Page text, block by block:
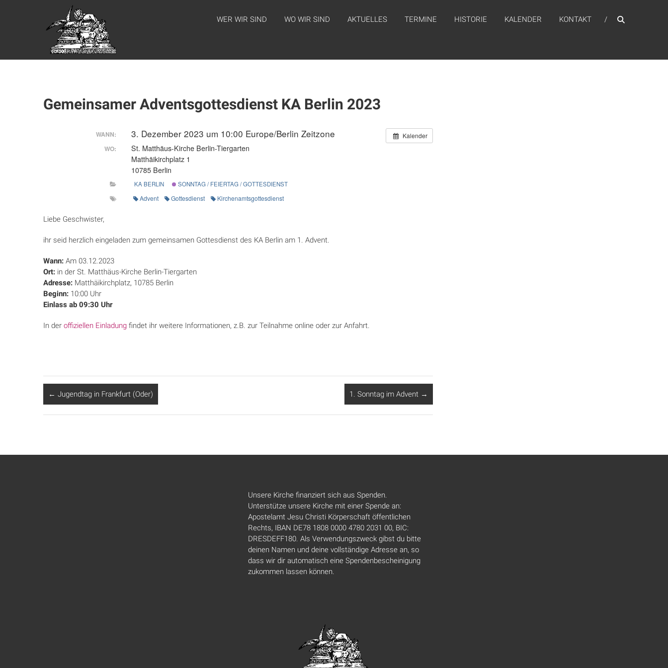
WEBSITE DES
APOSTELAMTES
JESU CHRISTI
KÖR
WER WIR SIND WO WIR SIND AKTUELLES TERMINE HISTORIE KALENDER KONTAKT
Gemeinsamer Adventsgottesdienst KA Berlin 2023
Kalender
WANN: 3. Dezember 2023 um 10:00 Europe/Berlin Zeitzone
WO:
St. Matthäus-Kirche Berlin-Tiergarten
Matthäikirchplatz 1
10785 Berlin
KA BERLIN SONNTAG / FEIERTAG / GOTTESDIENST
Advent Gottesdienst Kirchenamtsgottesdienst
Liebe Geschwister,
ihr seid herzlich eingeladen zum gemeinsamen Gottesdienst des KA Berlin am 1. Advent.
Wann: Am 03.12.2023
Ort: in der St. Matthäus-Kirche Berlin-Tiergarten
Adresse: Matthäikirchplatz, 10785 Berlin
Beginn: 10:00 Uhr
Einlass ab 09:30 Uhr
In der offiziellen Einladung findet ihr weitere Informationen, z.B. zur Teilnahme online oder zur Anfahrt.
← Jugendtag in Frankfurt (Oder) 1. Sonntag im Advent →
Unsere Kirche finanziert sich aus Spenden.
Unterstütze unsere Kirche mit einer Spende an:
Apostelamt Jesu Christi Körperschaft öffentlichen
Rechts, IBAN DE78 1808 0000 4780 2031 00, BIC:
DRESDEFF180. Als Verwendungszweck gibst du bitte
deinen Namen und deine vollständige Adresse an, so
dass wir dir automatisch eine Spendenbescheinigung
zukommen lassen können.